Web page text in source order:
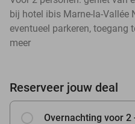
bij hotel ibis Marne-la-Vallée
eventueel parkeren, toegang
meer
Reserveer jouw deal
Overnachting voor 2